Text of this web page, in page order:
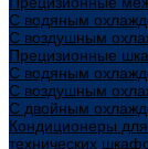
С водяным
С воздушным
Прецизионные
С водяным
С воздушным
С двойным
Кондиционеры
технических